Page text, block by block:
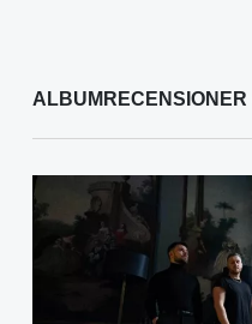
ALBUMRECENSIONER